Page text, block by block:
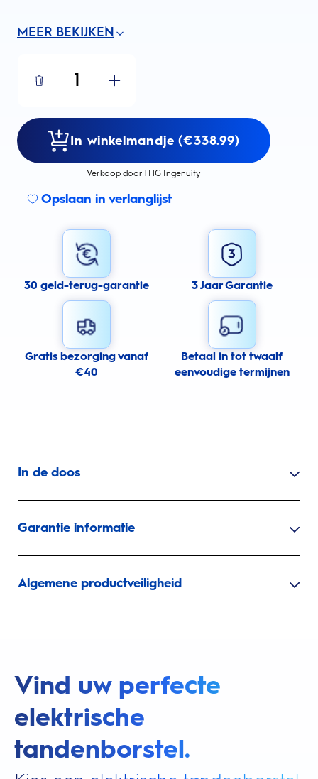
MEER BEKIJKEN
1
In winkelmandje (€338.99)
Verkoop door THG Ingenuity
Opslaan in verlanglijst
30 geld-terug-garantie 3 Jaar Garantie
Gratis bezorging vanaf
€40
Betaal in tot twaalf
eenvoudige termijnen
In de doos
Garantie informatie
Algemene productveiligheid
Vind uw perfecte
elektrische
tandenborstel.